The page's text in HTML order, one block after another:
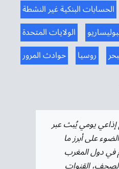
الحسابات البنكية غير النشطة
الولايات المتحدة
حوادث المرور
روسيا
يومي يُبث عبر
على أبرز ما
في دول المغرب